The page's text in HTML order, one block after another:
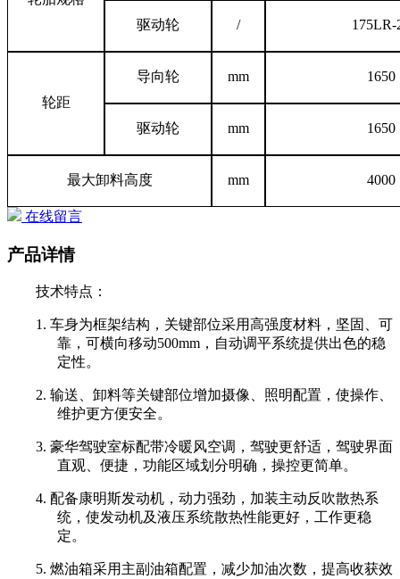
驱动轮
/ 175LR-
轮距
导向轮 mm 1650
驱动轮 mm 1650
最大卸料高度 mm 4000
在线留言
产品详情
技术特点：
1. 车身为框架结构，关键部位采用高强度材料，坚固、可
靠，可横向移动500mm，自动调平系统提供出色的稳
定性。
2. 输送、卸料等关键部位增加摄像、照明配置，使操作、
维护更方便安全。
3. 豪华驾驶室标配带冷暖风空调，驾驶更舒适，驾驶界面
直观、便捷，功能区域划分明确，操控更简单。
4. 配备康明斯发动机，动力强劲，加装主动反吹散热系
统，使发动机及液压系统散热性能更好，工作更稳
定。
5. 燃油箱采用主副油箱配置，减少加油次数，提高收获效